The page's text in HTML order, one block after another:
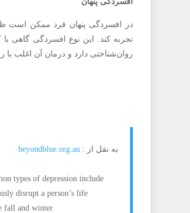
در افسردگی پنهان فرد ممکن است
تجربه کند. این نوع افسردگی گاهی
روان‌شناختی دارد و درمان آن اغلب
به نقل از : beyondblue.org.au
types of depression include
disrupt a person’s life
fall and winter